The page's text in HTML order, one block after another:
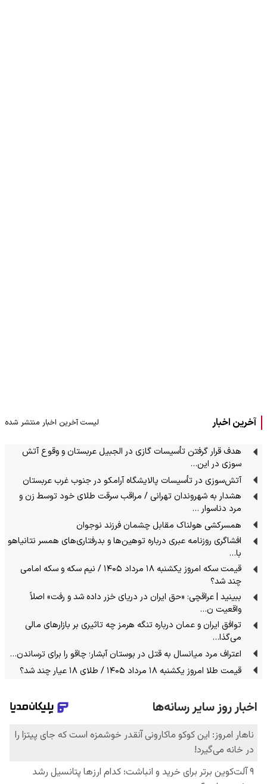
آخرین اخبار لیست آخرین اخبار منتشر شده
هدف قرار گرفتن تأسیسات گازی در الجبیل عربستان و وقوع آتش
سوزی در این…
آتش‌سوزی در تأسیسات پالایشگاه آرامکو در جنوب غرب عربستان
هشدار به شهروندان تهرانی / مراقب سرقت طلای خود توسط زن و
مرد دناسوار …
همسرکشی هولناک مقابل چشمان فرزند نوجوان
افشاگری روزنامه عبری درباره توهین‌ها و بدرفتاری‌های همسر نتانیاهو
با…
قیمت سکه امروز یکشنبه ۱۸ مرداد ۱۴۰۵ / نیم سکه و سکه امامی
چند شد؟
ببینید | عراقچی: «حق ایران در دریای خزر داده شد و رفت» اصلاً
واقعیت ن…
توافق ایران و عمان درباره تنگه هرمز چه تاثیری بر بازارهای مالی
می‌گذا…
اعتراف مرد میانسال به قتل در بوستان آبشار؛ چاقو را برای ترساندن…
قیمت طلا امروز یکشنبه ۱۸ مرداد ۱۴۰۵ / طلای ۱۸ عیار چند شد؟